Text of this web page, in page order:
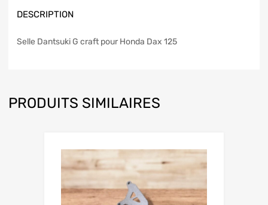
DESCRIPTION
Selle Dantsuki G craft pour Honda Dax 125
PRODUITS SIMILAIRES